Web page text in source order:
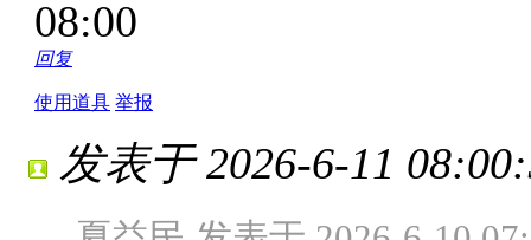
08:00
回复
使用道具 举报
发表于 2026-6-11